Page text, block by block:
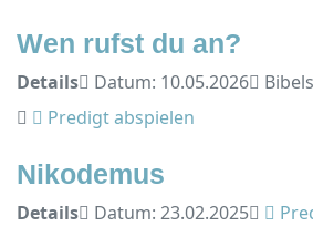
Wen rufst du an?
Details Datum: 10.05.2026
Predigt abspielen
Nikodemus
Details Datum: 23.02.2025